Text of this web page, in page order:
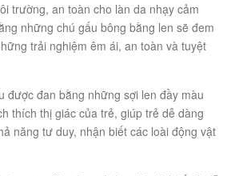
trường, an toàn cho làn da nhạy cảm
những chú gấu bông bằng len sẽ đem
trải nghiệm êm ái, an toàn và tuyệt
được đan bằng những sợi len đầy màu
thích thị giác của trẻ, giúp trẻ dễ dàng
năng tư duy, nhận biết các loài động vật